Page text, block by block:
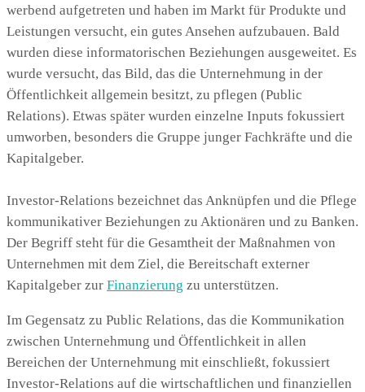
werbend aufgetreten und haben im Markt für Produkte und
Leistungen versucht, ein gutes Ansehen aufzubauen. Bald
wurden diese informatorischen Beziehungen ausgeweitet. Es
wurde versucht, das Bild, das die Unternehmung in der
Öffentlichkeit allgemein besitzt, zu pflegen (Public
Relations). Etwas später wurden einzelne Inputs fokussiert
umworben, besonders die Gruppe junger Fachkräfte und die
Kapitalgeber.
Investor-Relations bezeichnet das Anknüpfen und die Pflege
kommunikativer Beziehungen zu Aktionären und zu Banken.
Der Begriff steht für die Gesamtheit der Maßnahmen von
Unternehmen mit dem Ziel, die Bereitschaft externer
Kapitalgeber zur Finanzierung zu unterstützen.
Im Gegensatz zu Public Relations, das die Kommunikation
zwischen Unternehmung und Öffentlichkeit in allen
Bereichen der Unternehmung mit einschließt, fokussiert
Investor-Relations auf die wirtschaftlichen und finanziellen